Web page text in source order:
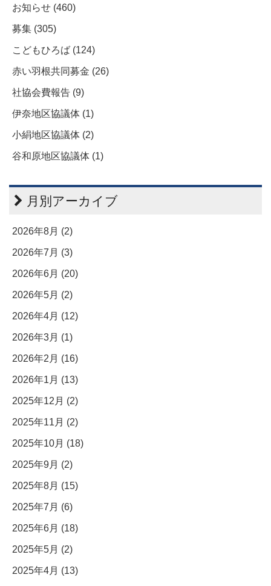
お知らせ (460)
募集 (305)
こどもひろば (124)
赤い羽根共同募金 (26)
社協会費報告 (9)
伊奈地区協議体 (1)
小絹地区協議体 (2)
谷和原地区協議体 (1)
月別アーカイブ
2026年8月 (2)
2026年7月 (3)
2026年6月 (20)
2026年5月 (2)
2026年4月 (12)
2026年3月 (1)
2026年2月 (16)
2026年1月 (13)
2025年12月 (2)
2025年11月 (2)
2025年10月 (18)
2025年9月 (2)
2025年8月 (15)
2025年7月 (6)
2025年6月 (18)
2025年5月 (2)
2025年4月 (13)